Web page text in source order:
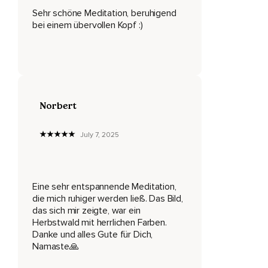
Und nun mache dir bewusst,
Dass deine Gedanken nicht dich kontrollieren sollten,
Die aktiven Seifenblasen in deinem Kopf,
Zu stoppen.
Sage hierfür nun entweder laut oder in Gedanken,
Stopp!
Sehr schöne Meditation, beruhigend
bei einem übervollen Kopf :)
Norbert
July 7, 2025
Eine sehr entspannende Meditation,
die mich ruhiger werden ließ. Das Bild,
das sich mir zeigte, war ein
Herbstwald mit herrlichen Farben.
Danke und alles Gute für Dich,
Namaste🙏